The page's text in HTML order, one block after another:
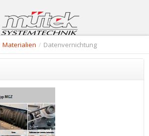
Materialien / Datenvernichtung